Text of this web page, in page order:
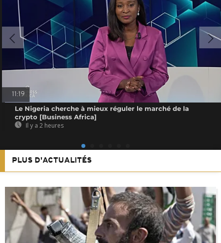
11:19
Le Nigeria cherche à mieux réguler le marché de la
crypto [Business Africa]
Il y a 2 heures
PLUS D'ACTUALITÉS